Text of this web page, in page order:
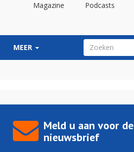
Magazine Podcasts
MEER ZOEKVELD
Meld u aan voor de
nieuwsbrief